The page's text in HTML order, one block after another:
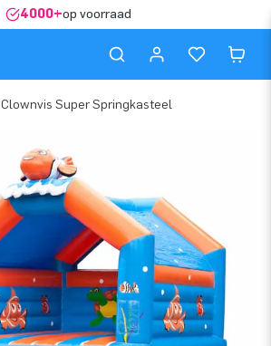
4000+op voorraad
Clownvis Super Springkasteel